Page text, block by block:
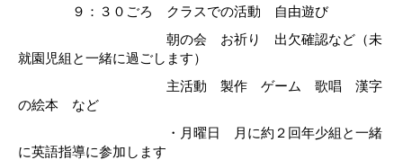
９：３０ごろ クラスでの活動 自由遊び
朝の会 お祈り 出欠確認など（未
就園児組と一緒に過ごします）
主活動 製作 ゲーム 歌唱 漢字
の絵本 など
・月曜日 月に約２回年少組と一緒
に英語指導に参加します